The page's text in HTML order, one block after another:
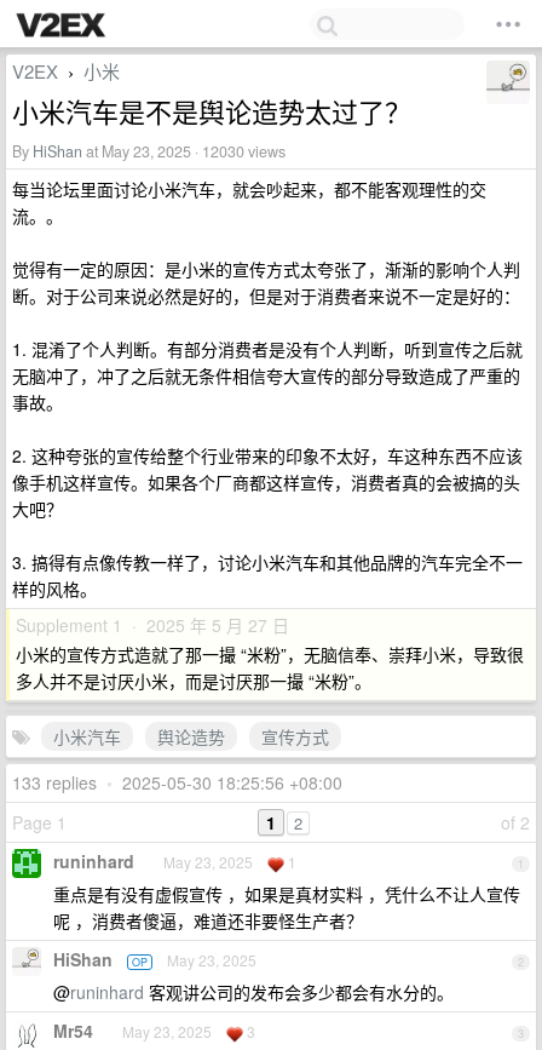
V2EX › 小米
小米汽车是不是舆论造势太过了？
By HiShan at May 23, 2025 · 12030 views
每当论坛里面讨论小米汽车，就会吵起来，都不能客观理性的交
流。。
觉得有一定的原因：是小米的宣传方式太夸张了，渐渐的影响个人判
断。对于公司来说必然是好的，但是对于消费者来说不一定是好的：
1. 混淆了个人判断。有部分消费者是没有个人判断，听到宣传之后就
无脑冲了，冲了之后就无条件相信夸大宣传的部分导致造成了严重的
事故。
2. 这种夸张的宣传给整个行业带来的印象不太好，车这种东西不应该
像手机这样宣传。如果各个厂商都这样宣传，消费者真的会被搞的头
大吧？
3. 搞得有点像传教一样了，讨论小米汽车和其他品牌的汽车完全不一
样的风格。
Supplement 1 · 2025 年 5 月 27 日
小米的宣传方式造就了那一撮 “米粉”，无脑信奉、崇拜小米，导致很
多人并不是讨厌小米，而是讨厌那一撮 “米粉”。
小米汽车 舆论造势
宣传方式
133 replies • 2025-05-30 18:25:56 +08:00
Page 1
of 2
1 2
1
runinhard May 23, 2025 1
重点是有没有虚假宣传 ，如果是真材实料 ，凭什么不让人宣传
呢 ，消费者傻逼，难道还非要怪生产者？
2
HiShan OP May 23, 2025
@runinhard 客观讲公司的发布会多少都会有水分的。
3
Mr54 May 23, 2025 3